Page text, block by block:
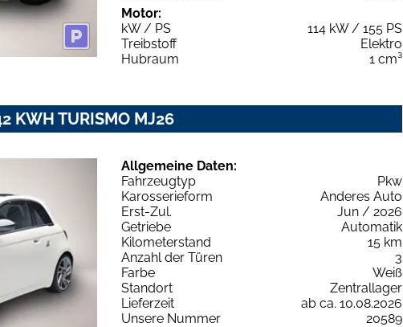
Motor:
kW / PS
114 kW / 155 PS
Treibstoff
Elektro
Hubraum
1 cm³
KWH TURISMO MJ26
Allgemeine Daten:
Fahrzeugtyp
Pkw
Karosserieform
Anderes Auto
Erst-Zul.
Jun / 2026
Getriebe
Automatik
Kilometerstand
15 km
Anzahl der Türen
3
Farbe
Weiß
Standort
Zentrallager
Lieferzeit
ab ca. 10.08.2026
Unsere Nummer
20589